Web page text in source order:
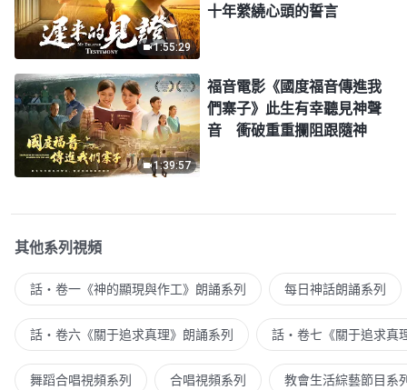
1:55:29
十年縈繞心頭的誓言
1:39:57
福音電影《國度福音傳進我
們寨子》此生有幸聽見神聲
音 衝破重重攔阻跟隨神
其他系列視頻
話・卷一《神的顯現與作工》朗誦系列 每日神話朗誦系列
話・卷六《關于追求真理》朗誦系列 話・卷七《關于追求真
舞蹈合唱視頻系列 合唱視頻系列 教會生活綜藝節目系